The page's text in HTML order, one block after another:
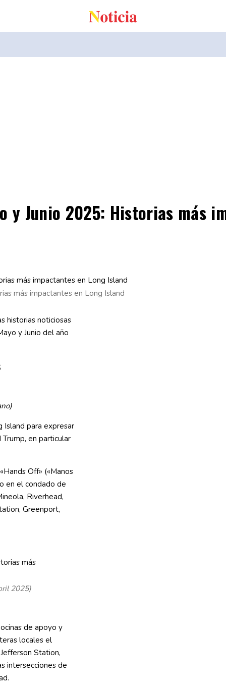
y Junio 2025: Historias más
más impactantes en Long Island
historias noticiosas
y Junio del año
Island para expresar
en particular
Off» («Manos
en el condado de
Riverhead,
Greenport,
2025)
de apoyo y
locales el
Station,
intersecciones de